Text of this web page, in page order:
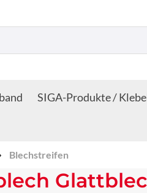
SIGA-Produkte /
Blechstreifen